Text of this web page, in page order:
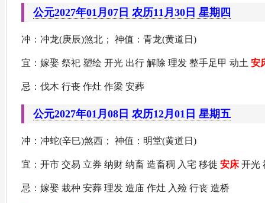
公元2027年01月07日 农历11月30日 星期四
冲：冲龙(庚辰)煞北； 神值：青龙(黄道日)
宜：嫁娶 祭祀 塑绘 开光 出行 解除 理发 整手足甲 动土 安
忌：伐木 行丧 作灶 作梁 安葬
公元2027年01月08日 农历12月01日 星期五
冲：冲蛇(辛巳)煞西； 神值：明堂(黄道日)
宜：开市 交易 立券 纳财 纳畜 造畜稠 入宅 移徙 安床开光
忌：嫁娶 栽种 安葬 理发 造庙 作灶 入殓 行丧 造桥